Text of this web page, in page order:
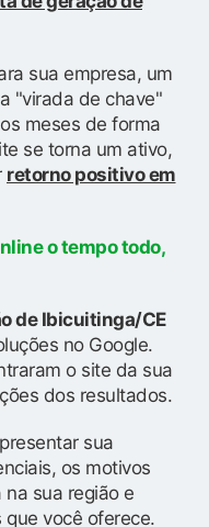
sua empresa, um
"virada de chave"
meses de forma
se torna um ativo,
retorno positivo em
o tempo todo,
de Ibicuitinga/CE
no Google.
o site da sua
dos resultados.
sua
os motivos
sua região e
você oferece.